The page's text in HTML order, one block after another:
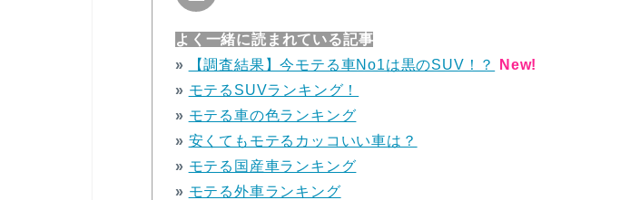
よく一緒に読まれている記事
»
【調査結果】今モテる車No1は黒のSUV！？
New!
» モテるSUVランキング！
» モテる車の色ランキング
» 安くてもモテるカッコいい車は？
» モテる国産車ランキング
» モテる外車ランキング